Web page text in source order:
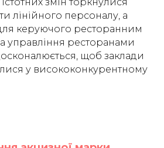
лінійного персоналу, а
керуючого ресторанним
управління ресторанами
щоб заклади
у висококонкурентному